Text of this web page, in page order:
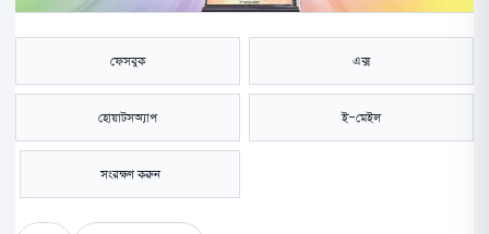
ফেসবুক এক্স
হোয়াটসঅ্যাপ ই-মেইল
সংরক্ষণ করুন